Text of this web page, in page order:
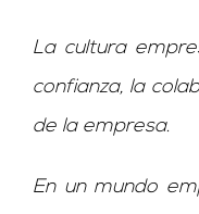
La cultura
confianza, la
de la empresa.
En un mundo